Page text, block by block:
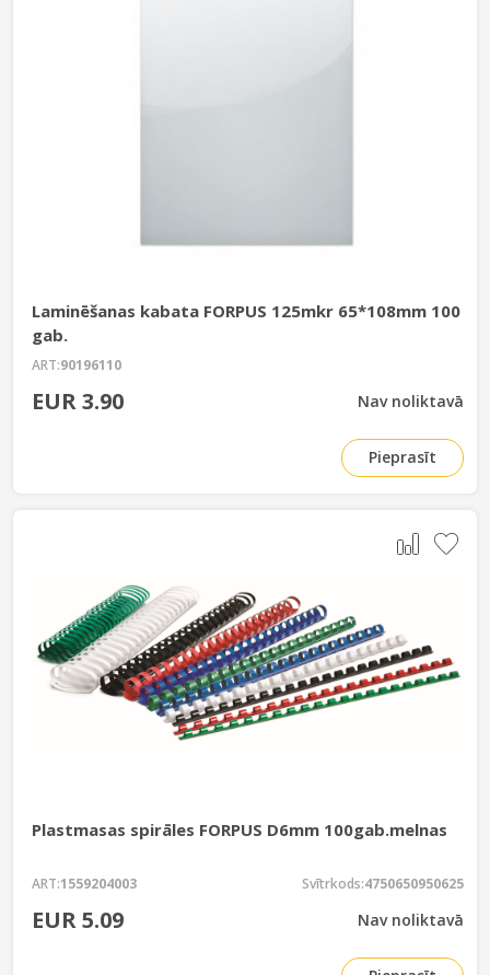
Laminēšanas kabata FORPUS 125mkr 65*108mm 100
gab.
ART:90196110
EUR 3.90 Nav noliktavā
Pieprasīt
Plastmasas spirāles FORPUS D6mm 100gab.melnas
ART:1559204003 Svītrkods:4750650950625
EUR 5.09 Nav noliktavā